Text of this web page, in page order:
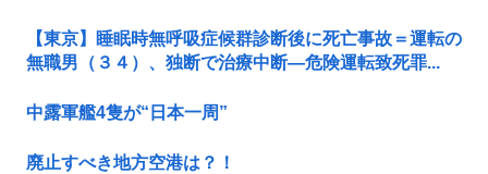
【東京】睡眠時無呼吸症候群診断後に死亡事故＝運転の
無職男（３４）、独断で治療中断―危険運転致死罪...
中露軍艦4隻が“日本一周”
廃止すべき地方空港は？！